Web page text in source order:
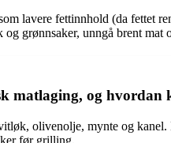
lavere fettinnhold (da
grønnsaker, unngå brent mat
matlaging, og hvordan
olivenolje, mynte og
før grilling.